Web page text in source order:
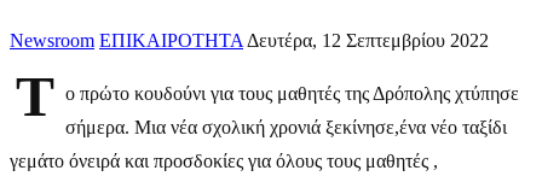
Newsroom ΕΠΙΚΑΙΡΟΤΗΤΑ Δευτέρα, 12 Σεπτεμβρίου 2022
Τ ο πρώτο κουδούνι για τους μαθητές της Δρόπολης χτύπησε
σήμερα. Μια νέα σχολική χρονιά ξεκίνησε,ένα νέο ταξίδι
γεμάτο όνειρά και προσδοκίες για όλους τους μαθητές ,